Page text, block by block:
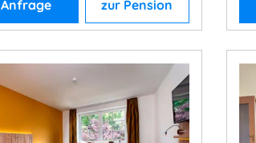
Anfrage zur Pension